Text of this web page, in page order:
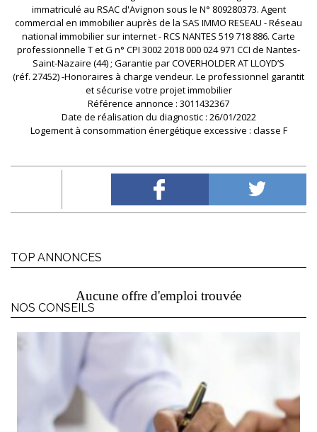
immatriculé au RSAC d'Avignon sous le N° 809280373. Agent
commercial en immobilier auprès de la SAS IMMO RESEAU - Réseau
national immobilier sur internet - RCS NANTES 519 718 886. Carte
professionnelle T et G n° CPI 3002 2018 000 024 971 CCI de Nantes-
Saint-Nazaire (44) ; Garantie par COVERHOLDER AT LLOYD’S
(réf. 27452) -Honoraires à charge vendeur. Le professionnel garantit
et sécurise votre projet immobilier
Référence annonce : 3011432367
Date de réalisation du diagnostic : 26/01/2022
Logement à consommation énergétique excessive : classe F
TOP ANNONCES
Aucune offre d'emploi trouvée
NOS CONSEILS